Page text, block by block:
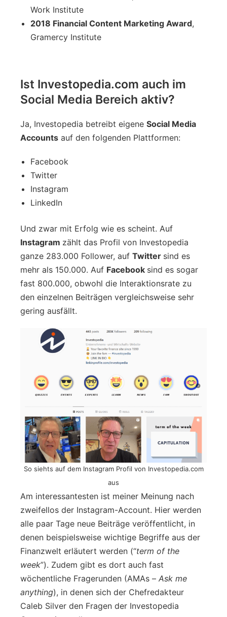
Work Institute
2018 Financial Content Marketing Award,
Gramercy Institute
Ist Investopedia.com auch im
Social Media Bereich aktiv?
Ja, Investopedia betreibt eigene Social Media
Accounts auf den folgenden Plattformen:
Facebook
Twitter
Instagram
LinkedIn
Und zwar mit Erfolg wie es scheint. Auf
Instagram zählt das Profil von Investopedia
ganze 283.000 Follower, auf Twitter sind es
mehr als 150.000. Auf Facebook sind es sogar
fast 800.000, obwohl die Interaktionsrate zu
den einzelnen Beiträgen vergleichsweise sehr
gering ausfällt.
So siehts auf dem Instagram Profil von Investopedia.com
aus
Am interessantesten ist meiner Meinung nach
zweifellos der Instagram-Account. Hier werden
alle paar Tage neue Beiträge veröffentlicht, in
denen beispielsweise wichtige Begriffe aus der
Finanzwelt erläutert werden (“term of the
week”). Zudem gibt es dort auch fast
wöchentliche Fragerunden (AMAs – Ask me
anything), in denen sich der Chefredakteur
Caleb Silver den Fragen der Investopedia